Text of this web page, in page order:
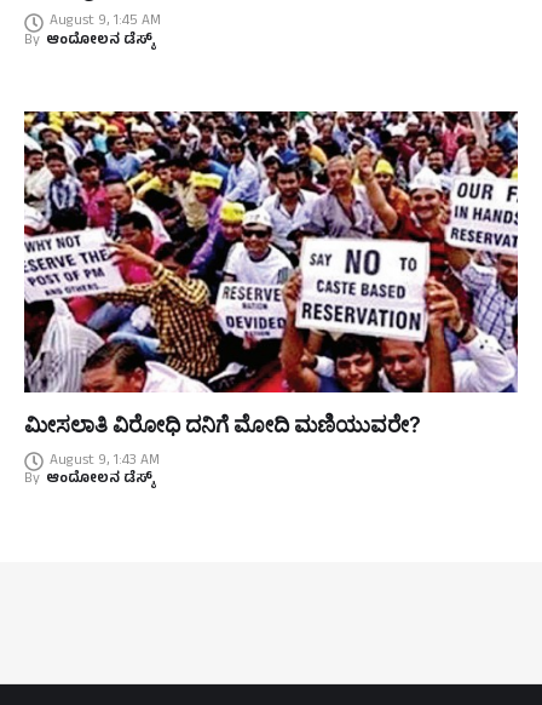
August 9, 1:45 AM
By ಆಂದೋಲನ ಡೆಸ್ಕ್
ಮೀಸಲಾತಿ ವಿರೋಧಿ ದನಿಗೆ ಮೋದಿ ಮಣಿಯುವರೇ?
August 9, 1:43 AM
By ಆಂದೋಲನ ಡೆಸ್ಕ್